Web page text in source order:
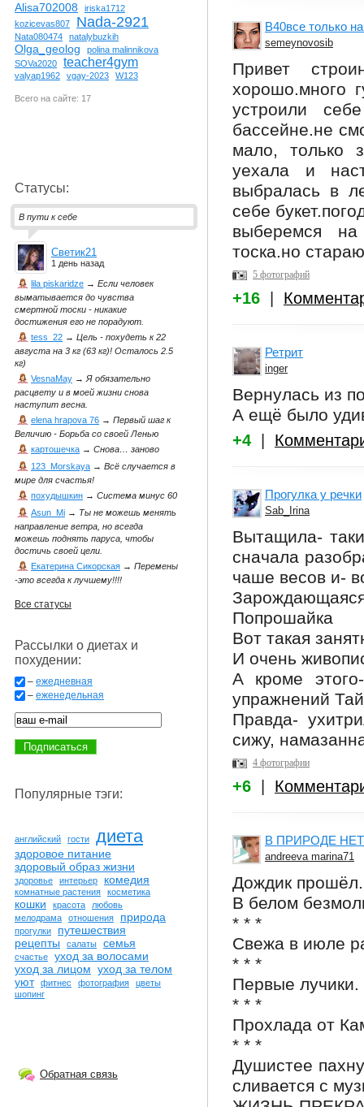
В40все только
semeynovosib
Привет
хорошо.много
устроили
бассейне.не
мало, только
уехала и
выбралась в
себе
выберемся
тоска.но
5 фотографий
+16
Ретрит
inger
Вернулась из
А ещё было
+4
Прогулка у речки
Sab_Irina
Вытащила-
сначала
чаше весов и-
Попрошайка
Вот такая
И очень
А кроме
упражнений
Правда-
сижу,
4 фотографии
+6
В ПРИРОДЕ
andreeva marina71
Дождик
В белом
* * *
Свежа в июле
* * *
Первые лучики.
* * *
Прохлада от
* * *
Душистее
сливается с
Alisa702008
iriska1712
kozicevas807
Nada-2921
Nata080474 natalybuzkih
Olga_geolog
polina malinnikova
SOVa2020
teacher4gym
valyap1962 vgay-2023 W123
Всего на сайте: 17
Статусы:
В пути к себе
Светик21
1 день назад
lila piskaridze → Если человек
выматывается до чувства
смертной тоски - никакие
достижения его не порадуют.
tess_22 → Цель - похудеть к 22
августа на 3 кг (63 кг)! Осталось 2.5
кг)
VesnaMay →Я обязательно
расцвету и в моей жизни снова
наступит весна.
elena hrapova 76 → Первый шаг к
Величию - Борьба со своей Ленью
картошечка → Снова… заново
123_Morskaya → Всё случается в
мире для счастья!
похудышкин → Система минус 60
Asun_Mi → Ты не можешь менять
направление ветра, но всегда
можешь поднять паруса, чтобы
достичь своей цели.
Екатерина Сикорская → Перемены
-это всегда к лучшему!!!!
Все статусы
Рассылки о диетах и
похудении:
– ежедневная
– еженедельная
Популярные тэги:
английский гости диета
здоровое питание
здоровый образ жизни
здоровье интерьер комедия
комнатные растения косметика
кошки красота
любовь
мелодрама
отношения природа
прогулки
путешествия
рецепты
салаты семья
счастье
уход за волосами
уход за лицом уход за телом
уют
фитнес фотография
цветы
шопинг
Обратная связь